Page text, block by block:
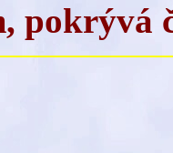
pokrývá